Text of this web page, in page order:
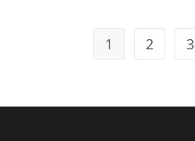
1 2 3